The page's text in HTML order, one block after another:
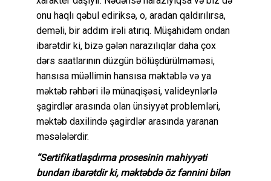
onu haqlı qəbul ediriksə, o, aradan qaldırılırsa,
deməli, bir addım irəli atırıq. Müşahidəm ondan
ibarətdir ki, bizə gələn narazılıqlar daha çox
dərs saatlarının düzgün bölüşdürülməməsi,
hansısa müəllimin hansısa məktəblə və ya
məktəb rəhbəri ilə münaqişəsi, valideynlərlə
şagirdlər arasında olan ünsiyyət problemləri,
məktəb daxilində şagirdlər arasında yaranan
məsələlərdir.
“Sertifikatlaşdırma prosesinin mahiyyəti
bundan ibarətdir ki, məktəbdə öz fənnini bilən